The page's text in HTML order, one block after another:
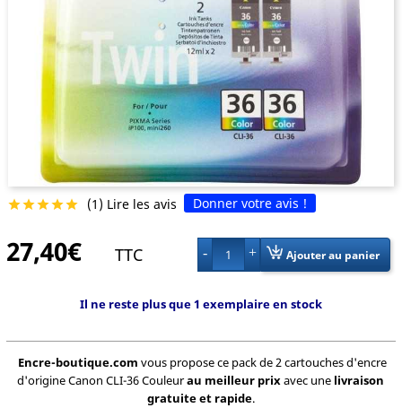
 (1) Lire les avis Donner votre avis !
27,40€ TTC 1 Ajouter au panier
Il ne reste plus que 1 exemplaire en stock
Encre-boutique.com vous propose ce pack de 2 cartouches d'encre
d'origine Canon CLI-36 Couleurau meilleur prixavec une livraison
gratuite et rapide.